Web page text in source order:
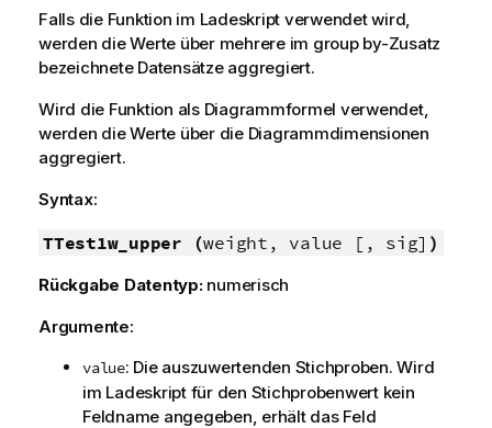
Falls die Funktion im Ladeskript verwendet wird,
werden die Werte über mehrere im group by-Zusatz
bezeichnete Datensätze aggregiert.
Wird die Funktion als Diagrammformel verwendet,
werden die Werte über die Diagrammdimensionen
aggregiert.
Syntax:
TTest1w_upper (weight, value [, sig] )
Rückgabe Datentyp: numerisch
Argumente:
value: Die auszuwertenden Stichproben. Wird
im Ladeskript für den Stichprobenwert kein
Feldname angegeben, erhält das Feld